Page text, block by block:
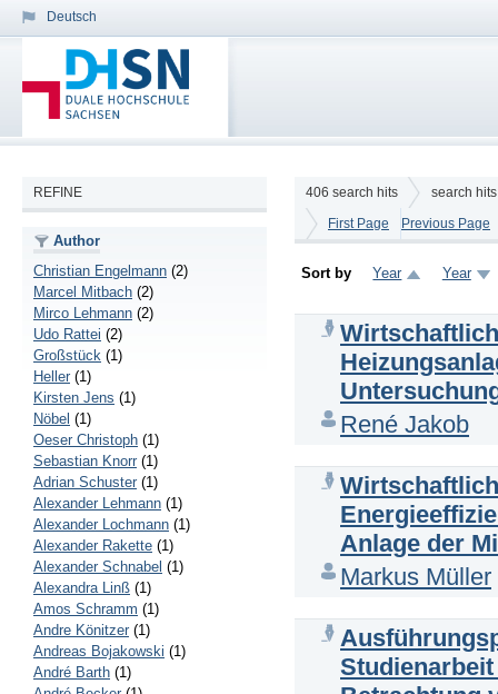
Deutsch
REFINE
Author
Christian Engelmann (2)
Marcel Mitbach (2)
Mirco Lehmann (2)
Udo Rattei (2)
Großstück (1)
Heller (1)
Kirsten Jens (1)
Nöbel (1)
Oeser Christoph (1)
Sebastian Knorr (1)
Adrian Schuster (1)
Alexander Lehmann (1)
Alexander Lochmann (1)
Alexander Rakette (1)
Alexander Schnabel (1)
Alexandra Linß (1)
Amos Schramm (1)
Andre Könitzer (1)
Andreas Bojakowski (1)
André Barth (1)
406 search hits
search
First Page
Previous Page
Sort by Year Year
René Jakob
Anlage der
Markus Müller